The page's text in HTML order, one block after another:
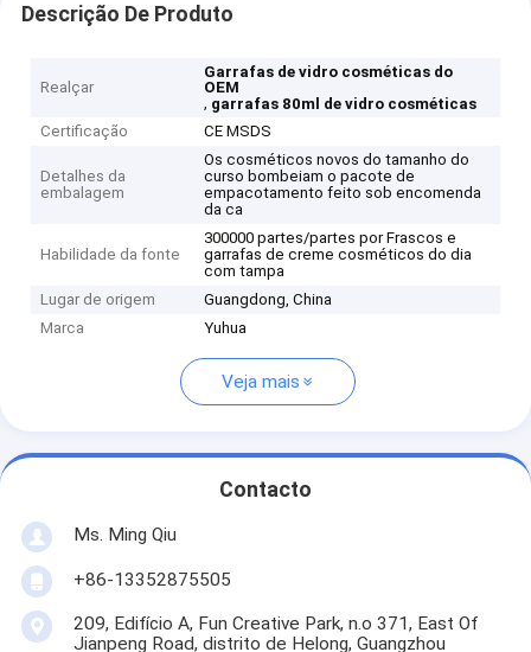
Descrição De Produto
Realçar
Garrafas de vidro cosméticas do
OEM
, garrafas 80ml de vidro cosméticas
Certificação
CE MSDS
Detalhes da
embalagem
Os cosméticos novos do tamanho do
curso bombeiam o pacote de
empacotamento feito sob encomenda
da ca
Habilidade da fonte
300000 partes/partes por Frascos e
garrafas de creme cosméticos do dia
com tampa
Lugar de origem
Guangdong, China
Marca
Yuhua
Veja mais
Contacto
Ms. Ming Qiu
+86-13352875505
209, Edifício A, Fun Creative Park, n.o 371, East Of
Jianpeng Road, distrito de Helong, Guangzhou